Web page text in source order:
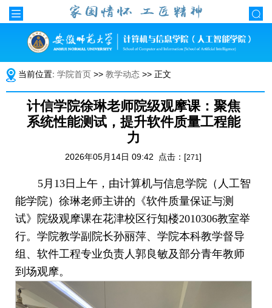
当前位置: 学院首页 >> 教学动态 >> 正文
计信学院徐琳老师院级观摩课：聚焦
系统性能测试，提升软件质量工程能
力
2026年05月14日 09:42 点击：[271]
5月13日上午，由计算机与信息学院（人工智
能学院）徐琳老师主讲的《软件质量保证与测
试》院级观摩课在花津校区行知楼2010306教室举
行。学院教学副院长孙丽萍、学院本科教学督导
组、软件工程专业负责人郭良敏及部分青年教师
到场观摩。